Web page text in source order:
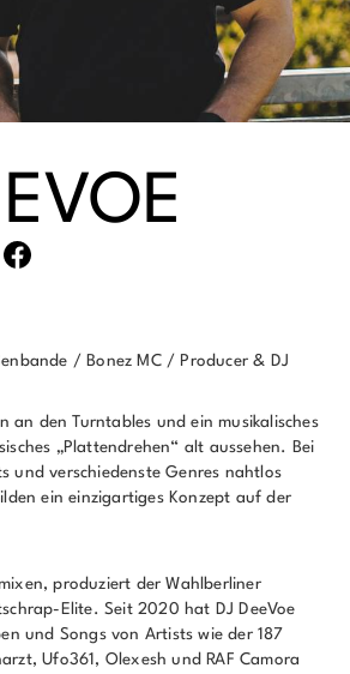
/ Bonez MC / Producer & DJ
an den Turntables und ein musikalisches
„Plattendrehen“ alt aussehen. Bei
und verschiedenste Genres nahtlos
ein einzigartiges Konzept auf der
produziert der Wahlberliner
Elite. Seit 2020 hat DJ DeeVoe
und Songs von Artists wie der 187
Ufo361, Olexesh und RAF Camora